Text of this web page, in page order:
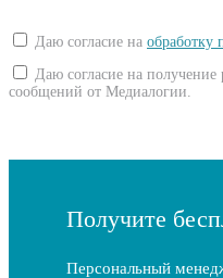
Даю согласие на обработку
Даю согласие на
сообщений от Медиалогии.
Получите
Персональный